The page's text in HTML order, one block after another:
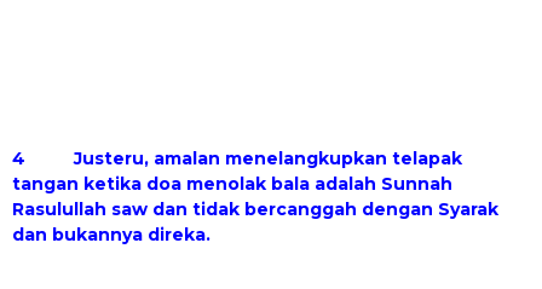
4 Justeru, amalan menelangkupkan telapak
tangan ketika doa menolak bala adalah Sunnah
Rasulullah saw dan tidak bercanggah dengan Syarak
dan bukannya direka.